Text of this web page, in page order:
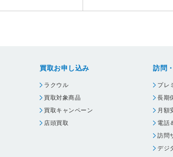
買取お申し込み
ラクウル
買取対象商品
買取キャンペーン
店頭買取
訪問
プレ
長期
月額
電話
訪問
デジ